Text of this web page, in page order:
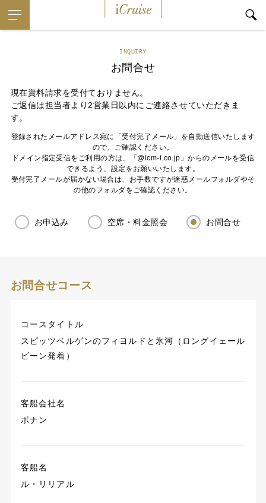
INQUIRY
お問合せ
現在資料請求を受付ておりません。
ご返信は担当者より2営業日以内にご連絡させていただきま
す。
登録されたメールアドレス宛に「受付完了メール」を自動送信いたします
ので、ご確認ください。
ドメイン指定受信をご利用の方は、「@icm-i.co.jp」からのメールを受信
できるよう、設定をお願いいたします。
受付完了メールが届かない場合は、お手数ですが迷惑メールフォルダやそ
の他のフォルダをご確認ください。
お申込み 空席・料金照会 お問合せ
お問合せコース
コースタイトル
スピッツベルゲンのフィヨルドと氷河（ロングイェール
ビーン発着）
客船会社名
ポナン
客船名
ル・リリアル